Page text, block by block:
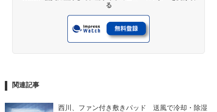
る
関連記事
西川、ファン付き敷きパッド　送風で冷却・除湿